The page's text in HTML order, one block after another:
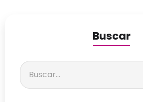
Buscar